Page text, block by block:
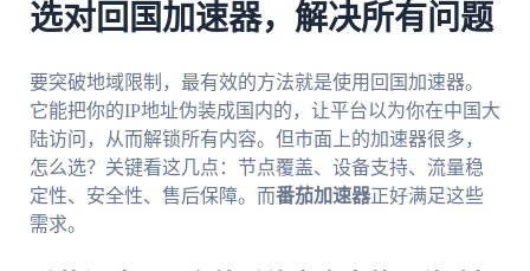
选对回国加速器，解决所有问题
要突破地域限制，最有效的方法就是使用回国加速器。
它能把你的IP地址伪装成国内的，让平台以为你在中国大
陆访问，从而解锁所有内容。但市面上的加速器很多，
怎么选？关键看这几点：节点覆盖、设备支持、流量稳
定性、安全性、售后保障。而番茄加速器正好满足这些
需求。